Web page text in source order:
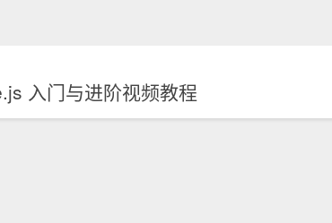
入门与进阶视频教程